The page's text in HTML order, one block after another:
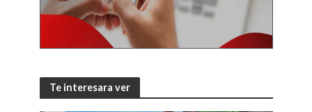
Te interesara ver